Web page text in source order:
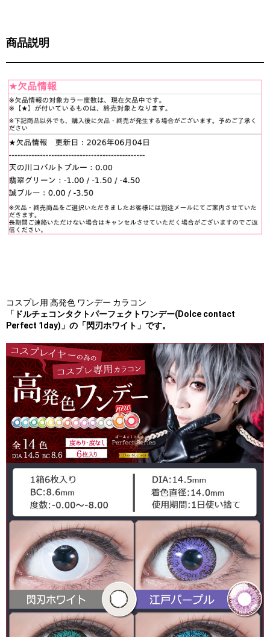
商品説明
コスプレ用 高発色 ワンデー カラコン
「ドルチェコンタクトパーフェクトワンデー(Dolce contact
Perfect 1day)」の「閃刃ホワイト」です。